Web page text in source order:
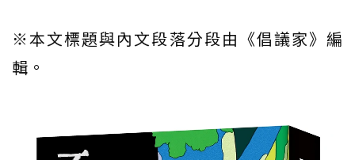
※本文標題與內文段落分段由《倡議家》編
輯。